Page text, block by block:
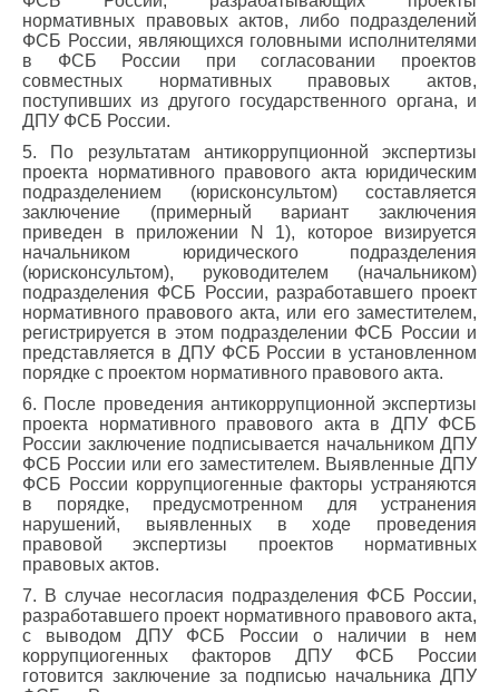
нормативных правовых актов, либо подразделений
ФСБ России, являющихся головными исполнителями
в ФСБ России при согласовании проектов
совместных нормативных правовых актов,
поступивших из другого государственного органа, и
ДПУ ФСБ России.
5. По результатам антикоррупционной экспертизы
проекта нормативного правового акта юридическим
подразделением (юрисконсультом) составляется
заключение (примерный вариант заключения
приведен в приложении N 1), которое визируется
начальником юридического подразделения
(юрисконсультом), руководителем (начальником)
подразделения ФСБ России, разработавшего проект
нормативного правового акта, или его заместителем,
регистрируется в этом подразделении ФСБ России и
представляется в ДПУ ФСБ России в установленном
порядке с проектом нормативного правового акта.
6. После проведения антикоррупционной экспертизы
проекта нормативного правового акта в ДПУ ФСБ
России заключение подписывается начальником ДПУ
ФСБ России или его заместителем. Выявленные ДПУ
ФСБ России коррупциогенные факторы устраняются
в порядке, предусмотренном для устранения
нарушений, выявленных в ходе проведения
правовой экспертизы проектов нормативных
правовых актов.
7. В случае несогласия подразделения ФСБ России,
разработавшего проект нормативного правового акта,
с выводом ДПУ ФСБ России о наличии в нем
коррупциогенных факторов ДПУ ФСБ России
готовится заключение за подписью начальника ДПУ